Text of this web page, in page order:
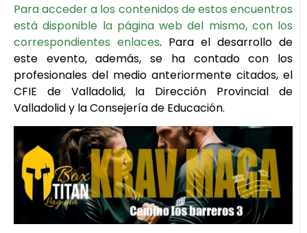
Para acceder a los contenidos de estos encuentros
está disponible la página web del mismo, con los
correspondientes enlaces. Para el desarrollo de
este evento, además, se ha contado con los
profesionales del medio anteriormente citados, el
CFIE de Valladolid, la Dirección Provincial de
Valladolid y la Consejería de Educación.